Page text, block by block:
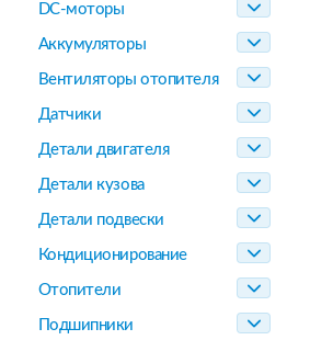
DC-моторы
Аккумуляторы
Вентиляторы отопителя
Датчики
Детали двигателя
Детали кузова
Детали подвески
Кондиционирование
Отопители
Подшипники